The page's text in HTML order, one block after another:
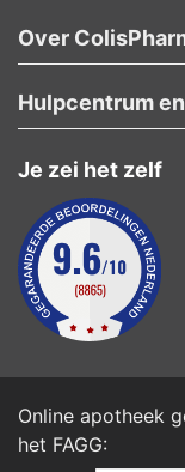
Over
Je zei het zelf
Hulpcentrum
Online apotheek
het FAGG: